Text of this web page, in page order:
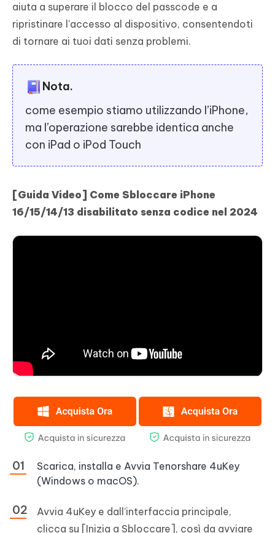
aiuta a superare il blocco del passcode e a
ripristinare l'accesso al dispositivo, consentendoti
di tornare ai tuoi dati senza problemi.
Nota.
come esempio stiamo utilizzando l’iPhone,
ma l’operazione sarebbe identica anche
con iPad o iPod Touch
[Guida Video] Come Sbloccare iPhone
16/15/14/13 disabilitato senza codice nel 2024
Scarica, installa e Avvia Tenorshare 4uKey
(Windows o macOS).
Avvia 4uKey e dall’interfaccia principale,
clicca su [Inizia a Sbloccare], così da avviare